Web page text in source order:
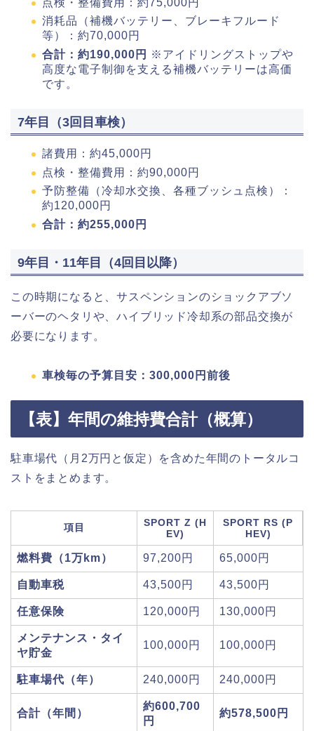
消耗品（補機バッテリー、ブレーキフルード
等）：約70,000円
合計：約190,000円
※アイドリングストップや
高度な電子制御を支える補機バッテリーは高価
です。
7年目（3回目車検）
諸費用：約45,000円
点検・整備費用：約90,000円
予防整備（冷却水交換、各種ブッシュ点検）：
約120,000円
合計：約255,000円
9年目・11年目（4回目以降）
この時期になると、サスペンションのショックアブソ
ーバーのヘタリや、ハイブリッド冷却系の部品交換が
必要になります。
車検毎の予算目安：300,000円前後
【表】年間の維持費合計（概算）
駐車場代（月2万円と仮定）を含めた年間のトータルコ
ストをまとめます。
項目
SPORT Z (H
EV)
SPORT RS (P
HEV)
燃料費（1万km） 97,200円 65,000円
自動車税 43,500円 43,500円
任意保険 120,000円 130,000円
メンテナンス・タイ
ヤ貯金
100,000円 100,000円
駐車場代（年） 240,000円 240,000円
合計（年間）
約600,700
円
約578,500円